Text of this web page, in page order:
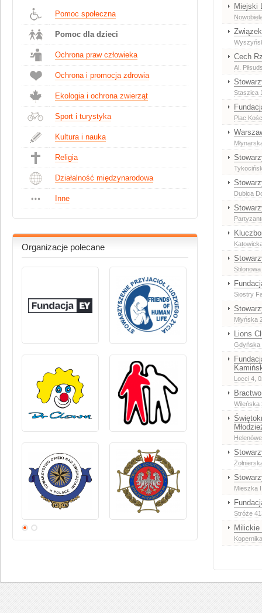
Pomoc społeczna
Pomoc dla dzieci
Ochrona praw człowieka
Ochrona i promocja zdrowia
Ekologia i ochrona zwierząt
Sport i turystyka
Kultura i nauka
Religia
Działalność międzynarodowa
Inne
Organizacje polecane
Miejski
Cech
Al.
Staszica
Plac
Dubica
Stilonowa
Siostry
Młyńska
Lions
Gdyńska
Locci 4 ,
Wileńska
Mieszka
Stróże
Milickie